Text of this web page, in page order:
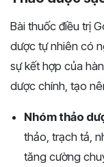
Bài thuốc điều trị
dược tự nhiên có
sự kết hợp của
dược chính, tạo
Nhóm thảo
thảo, trạch tả,
tăng cường